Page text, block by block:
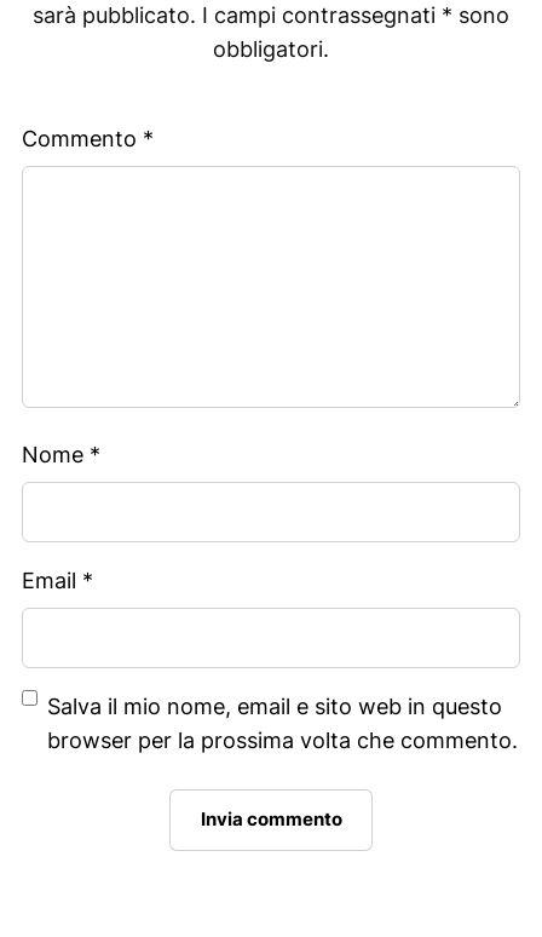
sarà pubblicato. I campi contrassegnati * sono
obbligatori.
Commento *
Nome *
Email *
Salva il mio nome, email e sito web in questo
browser per la prossima volta che commento.